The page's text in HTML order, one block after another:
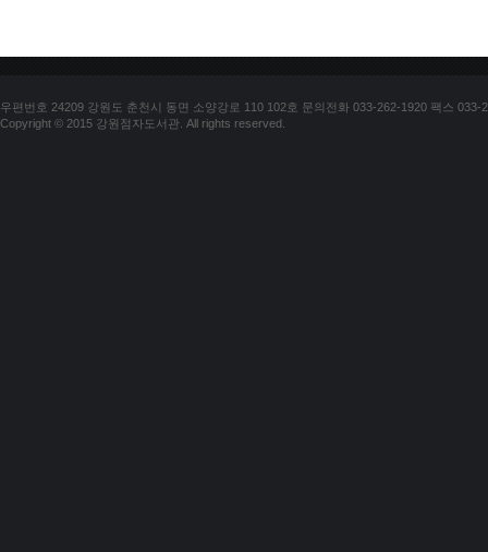
우편번호 24209 강원도 춘천시 동면 소양강로 110 102호 문의전화 033-262-1920 팩스 033-
Copyright © 2015 강원점자도서관. All rights reserved.